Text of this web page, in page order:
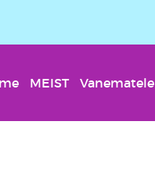
MEIST Vanematele